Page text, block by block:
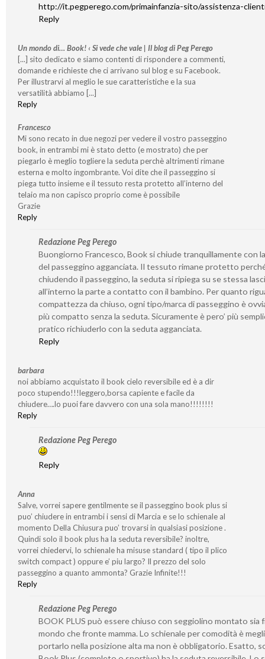
http://it.pegperego.com/primainfanzia-sito/assistenza-
Reply
Un mondo di… Book! ‹ Si vede che vale | Il blog di Peg Perego
[...] sito dedicato e siamo contenti di rispondere a commenti,
domande e richieste che ci arrivano sul blog e su Facebook.
Per illustrarvi al meglio le sue caratteristiche e la sua
versatilità abbiamo [...]
Reply
Francesco
Mi sono recato in due negozi per vedere il vostro passeggino
book, in entrambi mi è stato detto (e mostrato) che per
piegarlo è meglio togliere la seduta perchè altrimenti rimane
esterna e molto ingombrante. Voi dite che il passeggino si
piega tutto insieme e il tessuto resta protetto all’interno del
telaio ma non capisco proprio come è possibile
Grazie
Reply
Redazione Peg Perego
Buongiorno Francesco, Book si chiude tranquillamente con
del passeggino agganciata. Il tessuto rimane protetto
chiudendo il passeggino, la seduta si ripiega su se stessa
all’interno la parte a contatto con il bambino. Per quanto
compattezza da chiuso, ogni tipo/marca di passeggino è
più compatto senza la seduta. Sicuramente è pero’ più
pratico richiuderlo con la seduta agganciata.
Reply
barbara
noi abbiamo acquistato il book cielo reversibile ed è a dir
poco stupendo!!!leggero,borsa capiente e facile da
chiudere….lo puoi fare davvero con una sola mano!!!!!!!!
Reply
Redazione Peg Perego
Reply
Anna
Salve, vorrei sapere gentilmente se il passeggino book plus si
puo’ chiudere in entrambi i sensi di Marcia e se lo schienale al
momento Della Chiusura puo’ trovarsi in qualsiasi posizione .
Quindi solo il book plus ha la seduta reversibile? inoltre,
vorrei chiedervi, lo schienale ha misuse standard ( tipo il plico
switch compact ) oppure e’ piu largo? Il prezzo del solo
passeggino a quanto ammonta? Grazie Infinite!!!
Reply
Redazione Peg Perego
BOOK PLUS può essere chiuso con seggiolino montato sia
mondo che fronte mamma. Lo schienale per comodità è
portarlo nella posizione alta ma non è obbligatorio. Esatto,